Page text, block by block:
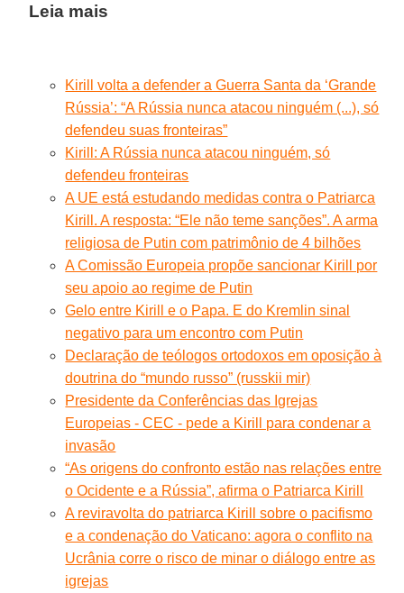
Leia mais
Kirill volta a defender a Guerra Santa da ‘Grande
Rússia’: “A Rússia nunca atacou ninguém (...), só
defendeu suas fronteiras”
Kirill: A Rússia nunca atacou ninguém, só
defendeu fronteiras
A UE está estudando medidas contra o Patriarca
Kirill. A resposta: “Ele não teme sanções”. A arma
religiosa de Putin com patrimônio de 4 bilhões
A Comissão Europeia propõe sancionar Kirill por
seu apoio ao regime de Putin
Gelo entre Kirill e o Papa. E do Kremlin sinal
negativo para um encontro com Putin
Declaração de teólogos ortodoxos em oposição à
doutrina do “mundo russo” (russkii mir)
Presidente da Conferências das Igrejas
Europeias - CEC - pede a Kirill para condenar a
invasão
“As origens do confronto estão nas relações entre
o Ocidente e a Rússia”, afirma o Patriarca Kirill
A reviravolta do patriarca Kirill sobre o pacifismo
e a condenação do Vaticano: agora o conflito na
Ucrânia corre o risco de minar o diálogo entre as
igrejas